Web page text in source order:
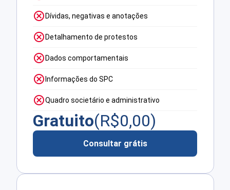
Dívidas, negativas e anotações
Detalhamento de protestos
Dados comportamentais
Informações do SPC
Quadro societário e administrativo
Gratuito(R$0,00)
Consultar grátis